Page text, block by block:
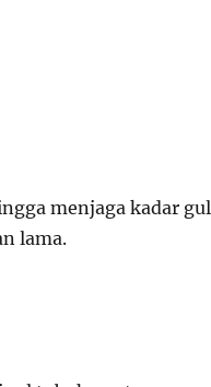
menjaga kadar
lama.